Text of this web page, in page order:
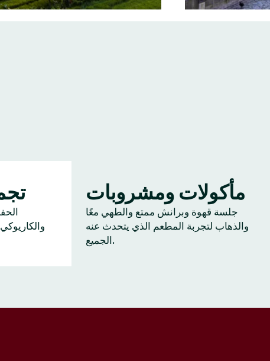
مأكولات ومشروبات
جلسة قهوة وبرانش ممتع والطهي معًا
والذهاب لتجربة المطعم الذي يتحدث عنه
الجميع.